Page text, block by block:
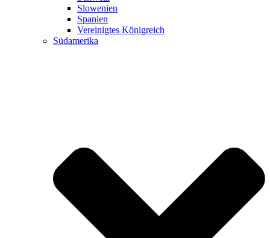
Slowenien
Spanien
Vereinigtes Königreich
Südamerika